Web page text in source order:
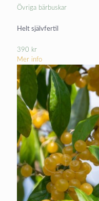
Övriga bärbuskar
Helt självfertil
390 kr
Mer info